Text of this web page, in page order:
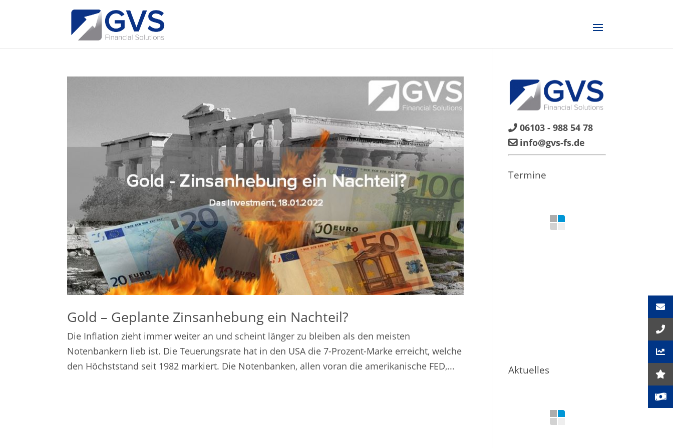
Gold – Geplante Zinsanhebung ein Nachteil?
Die Inflation zieht immer weiter an und scheint länger zu bleiben als den meisten
Notenbankern lieb ist. Die Teuerungsrate hat in den USA die 7-Prozent-Marke erreicht, welche
den Höchststand seit 1982 markiert. Die Notenbanken, allen voran die amerikanische FED,...
06103 - 988 54 78
info@gvs-fs.de
Termine
Aktuelles